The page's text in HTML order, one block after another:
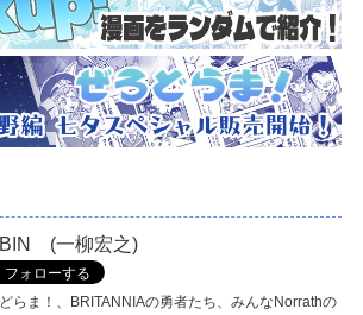
(一柳宏之)
らま！、BRITANNIAの勇者たち、みんなNorrathの